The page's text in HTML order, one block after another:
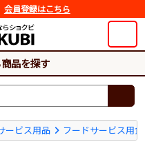
会員登録はこちら
品を探す
ービス用品 フードサービス用